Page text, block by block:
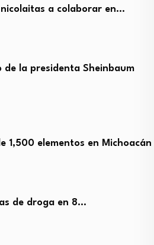
a colaborar en…
de la presidenta Sheinbaum
1,500 elementos en Michoacán
de droga en 8…